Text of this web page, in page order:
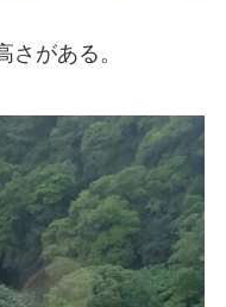
がある。